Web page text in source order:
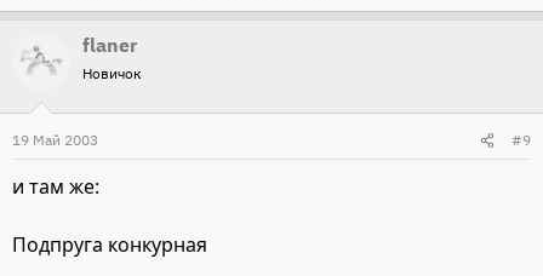
flaner
Новичок
19 Май 2003 #9
и там же:
Подпруга конкурная